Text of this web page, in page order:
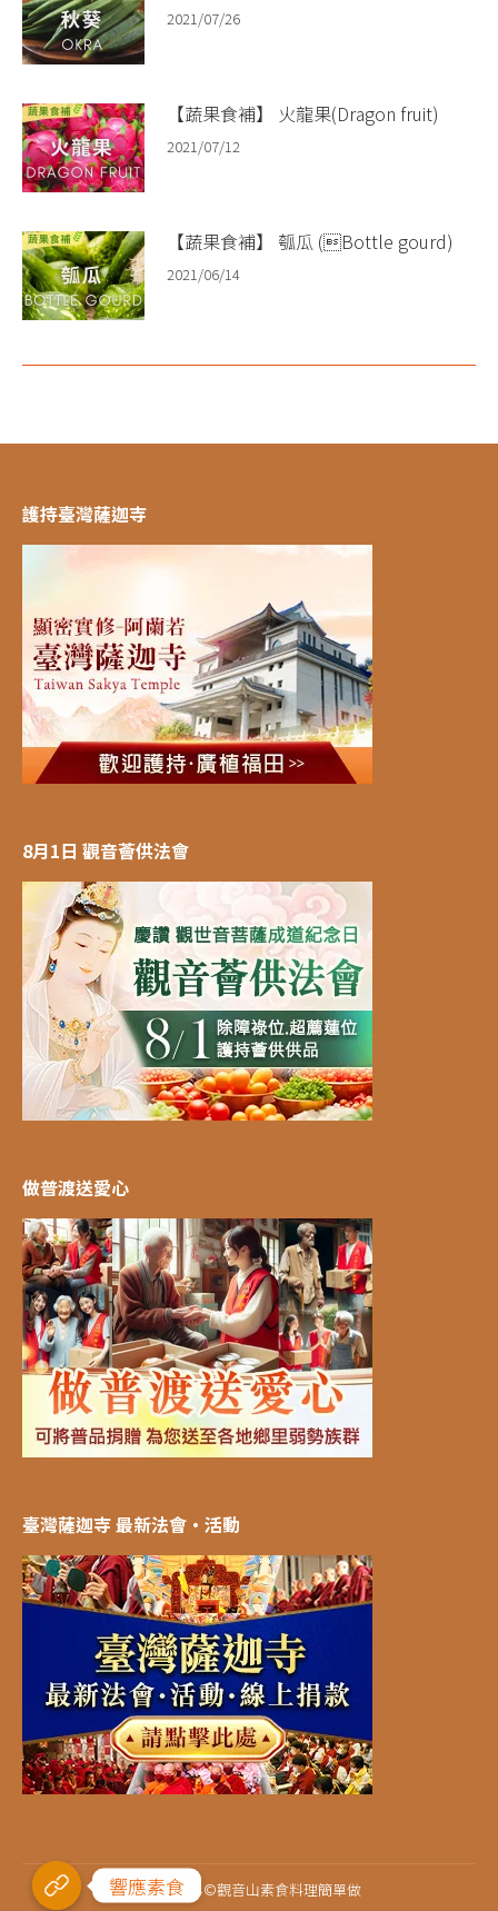
2021/07/26
【蔬果食補】 火龍果(Dragon fruit)​
2021/07/12
【蔬果食補】 瓠瓜 (Bottle gourd)​
2021/06/14
護持臺灣薩迦寺
8月1日 觀音薈供法會
做普渡送愛心
臺灣薩迦寺 最新法會‧活動
2021-2024©觀音山素食料理簡單做
響應素食